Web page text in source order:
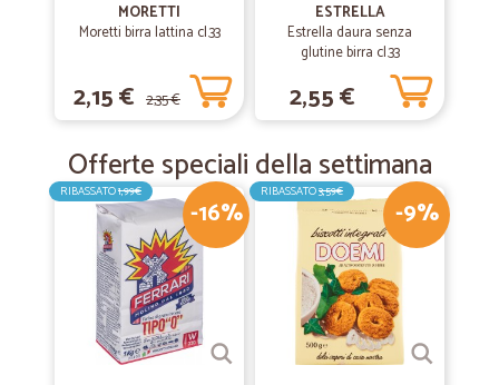
MORETTI
Moretti birra lattina cl.33
2,15 € 2,35 €
ESTRELLA
Estrella daura senza
glutine birra cl.33
2,55 €
Offerte speciali della settimana
-16%
RIBASSATO1,99€
-9%
RIBASSATO3,59€